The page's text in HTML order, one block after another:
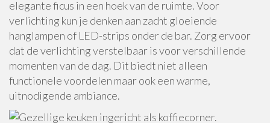
elegante ficus in een hoek van de ruimte. Voor
verlichting kun je denken aan zacht gloeiende
hanglampen of LED-strips onder de bar. Zorg ervoor
dat de verlichting verstelbaar is voor verschillende
momenten van de dag. Dit biedt niet alleen
functionele voordelen maar ook een warme,
uitnodigende ambiance.